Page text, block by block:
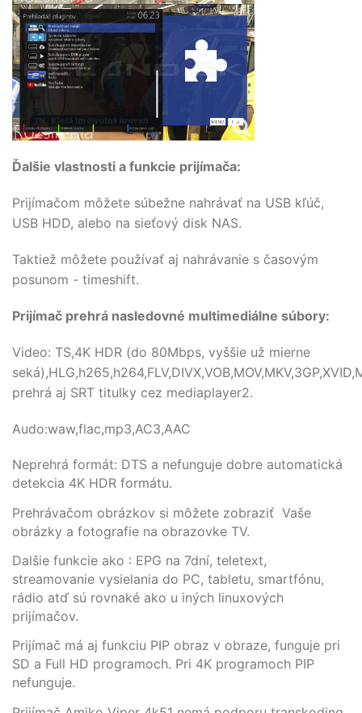
Ďalšie vlastnosti a funkcie prijímača:
Prijímačom môžete súbežne nahrávať na USB kľúč,
USB HDD, alebo na sieťový disk NAS.
Taktiež môžete používať aj nahrávanie s časovým
posunom - timeshift.
Prijímač prehrá nasledovné multimediálne súbory:
Video: TS,4K HDR (do 80Mbps, vyššie už mierne
prehrá aj SRT titulky cez mediaplayer2.
Audo:waw,flac,mp3,AC3,AAC
Neprehrá formát: DTS a nefunguje dobre automatická
detekcia 4K HDR formátu.
Prehrávačom obrázkov si môžete zobraziť Vaše
obrázky a fotografie na obrazovke TV.
Dalšie funkcie ako : EPG na 7dní, teletext,
streamovanie vysielania do PC, tabletu, smartfónu,
rádio atď sú rovnaké ako u iných linuxových
prijímačov.
Prijímač má aj funkciu PIP obraz v obraze, funguje pri
SD a Full HD programoch. Pri 4K programoch PIP
nefunguje.